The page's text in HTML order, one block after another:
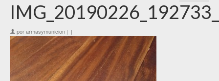
porarmasymunicion | |